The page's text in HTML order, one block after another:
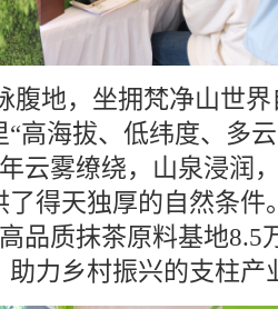
腹地，坐拥梵净山世
高海拔、低纬度、多
云雾缭绕，山泉浸润
得天独厚的自然条件
品质抹茶原料基地8.5
助力乡村振兴的支柱产